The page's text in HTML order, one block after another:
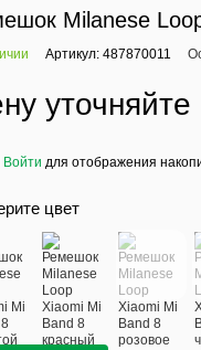
Milanese
Артикул: 487870011
уточняйте
Войти для отображения
цвет